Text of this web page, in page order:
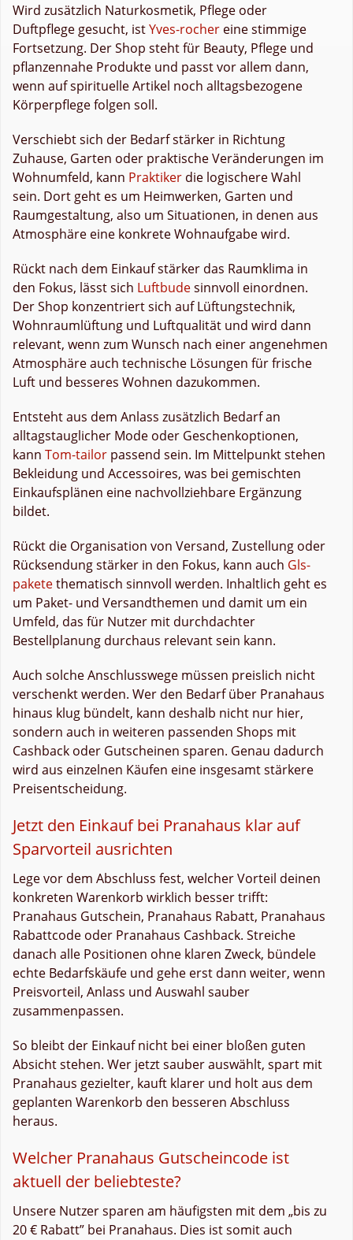
Wird zusätzlich Naturkosmetik, Pflege oder
Duftpflege gesucht, istYves-rocher eine stimmige
Fortsetzung. Der Shop steht für Beauty, Pflege und
pflanzennahe Produkte und passt vor allem dann,
wenn auf spirituelle Artikel noch alltagsbezogene
Körperpflege folgen soll.
Verschiebt sich der Bedarf stärker in Richtung
Zuhause, Garten oder praktische Veränderungen im
Wohnumfeld, kann Praktiker die logischere Wahl
sein. Dort geht es um Heimwerken, Garten und
Raumgestaltung, also um Situationen, in denen aus
Atmosphäre eine konkrete Wohnaufgabe wird.
Rückt nach dem Einkauf stärker das Raumklima in
den Fokus, lässt sich Luftbudesinnvoll einordnen.
Der Shop konzentriert sich auf Lüftungstechnik,
Wohnraumlüftung und Luftqualität und wird dann
relevant, wenn zum Wunsch nach einer angenehmen
Atmosphäre auch technische Lösungen für frische
Luft und besseres Wohnen dazukommen.
Entsteht aus dem Anlass zusätzlich Bedarf an
alltagstauglicher Mode oder Geschenkoptionen,
kann Tom-tailor passend sein. Im Mittelpunkt stehen
Bekleidung und Accessoires, was bei gemischten
Einkaufsplänen eine nachvollziehbare Ergänzung
bildet.
Rückt die Organisation von Versand, Zustellung oder
Rücksendung stärker in den Fokus, kann auch Gls-
paketethematisch sinnvoll werden. Inhaltlich geht es
um Paket- und Versandthemen und damit um ein
Umfeld, das für Nutzer mit durchdachter
Bestellplanung durchaus relevant sein kann.
Auch solche Anschlusswege müssen preislich nicht
verschenkt werden. Wer den Bedarf über Pranahaus
hinaus klug bündelt, kann deshalb nicht nur hier,
sondern auch in weiteren passenden Shops mit
Cashback oder Gutscheinen sparen. Genau dadurch
wird aus einzelnen Käufen eine insgesamt stärkere
Preisentscheidung.
Jetzt den Einkauf bei Pranahaus klar auf
Sparvorteil ausrichten
Lege vor dem Abschluss fest, welcher Vorteil deinen
konkreten Warenkorb wirklich besser trifft:
Pranahaus Gutschein, Pranahaus Rabatt, Pranahaus
Rabattcode oder Pranahaus Cashback. Streiche
danach alle Positionen ohne klaren Zweck, bündele
echte Bedarfskäufe und gehe erst dann weiter, wenn
Preisvorteil, Anlass und Auswahl sauber
zusammenpassen.
So bleibt der Einkauf nicht bei einer bloßen guten
Absicht stehen. Wer jetzt sauber auswählt, spart mit
Pranahaus gezielter, kauft klarer und holt aus dem
geplanten Warenkorb den besseren Abschluss
heraus.
Welcher Pranahaus Gutscheincode ist
aktuell der beliebteste?
Unsere Nutzer sparen am häufigsten mit dem „bis zu
20 € Rabatt” bei Pranahaus. Dies ist somit auch